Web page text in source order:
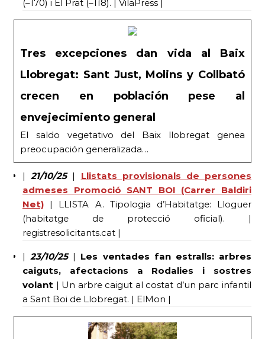
(–170) i El Prat (–118). | VilaPress |
Tres excepciones dan vida al Baix
Llobregat: Sant Just, Molins y Collbató
crecen en población pese al
envejecimiento general
El saldo vegetativo del Baix llobregat genea
preocupación generalizada…
|21/10/25| Llistats provisionals de persones
admeses Promoció SANT BOI (Carrer Baldiri
Net) | LLISTA A. Tipologia d’Habitatge: Lloguer
(habitatge de protecció oficial). |
registresolicitants.cat |
|23/10/25| Les ventades fan estralls: arbres
caiguts, afectacions a Rodalies i sostres
volant | Un arbre caigut al costat d’un parc infantil
a Sant Boi de Llobregat. | ElMon |